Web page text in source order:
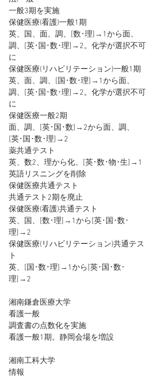
一般3期を実施
保健医療(看護)一般1期
英、国、面、調、[数･理]→1から面、
調、[英･国･数･理]→2。化学が選択不可
に
保健医療(リハビリテーション)一般1期
英、面、調、[国･数･理]→1から面、
調、[英･国･数･理]→2。化学が選択不可
に
保健医療一般2期
面、調、[英･国･数]→2から面、調、
[英･国･数･理]→2
薬共通テスト
英、数2、理から化、[英･数･物･生]→1
英語リスニングを削除
保健医療共通テスト
共通テスト2期を廃止
保健医療(看護)共通テスト
英、国、[数･理]→1から[英･国･数･
理]→2
保健医療(リハビリテーション)共通テス
ト
英、[国･数･理]→1から[英･国･数･
理]→2
湘南鎌倉医療大学
看護一般
調査書の点数化を実施
看護一般1期。静岡会場を増設
湘南工科大学
情報